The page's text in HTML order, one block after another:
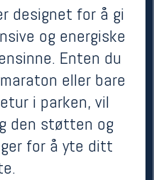
designet for å gi
og energiske
Enten du
eller bare
i parken, vil
den støtten og
for å yte ditt